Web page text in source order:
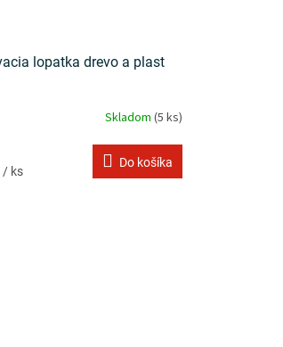
lopatka drevo a plast
Skladom (5 ks)
/ ks
Do košíka